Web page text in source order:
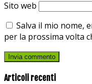
Sito web
Salva il mio nome,
per la prossima volta
Articoli recenti